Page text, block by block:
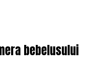
bebelusului